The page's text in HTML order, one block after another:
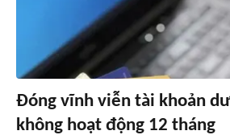
Đóng vĩnh viễn tài khoản
không hoạt động 12 tháng